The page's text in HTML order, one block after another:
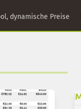
dynamische Preise